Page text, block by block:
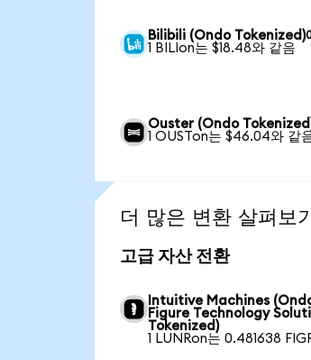
Bilibili (Ondo Tokenized)
1 BILIon는 $18.48와 같음
Ouster (Ondo
1 OUSTon는 $46.04와 같
더 많은 변환 살펴보
고급 자산 전환
Intuitive Machines
Figure Technology
Tokenized)
1 LUNRon는 0.481638